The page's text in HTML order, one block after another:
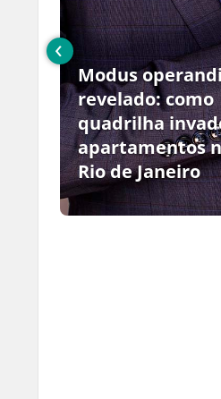
Modus
revelado: como
quadrilha
apartamentos
Rio de Janeiro
‹